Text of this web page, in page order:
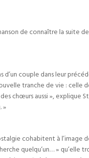
de connaître la suite
couple dans leur
tranche de vie : celle
chœurs aussi », explique
»
cohabitent à
quelqu’un… » qu’elle